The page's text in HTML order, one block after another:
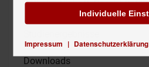
Wilhelm Niehoff,
GmbH, auch ein Unterstützer
Downloads
Impressum | Datenschutzerklärung
Individuelle